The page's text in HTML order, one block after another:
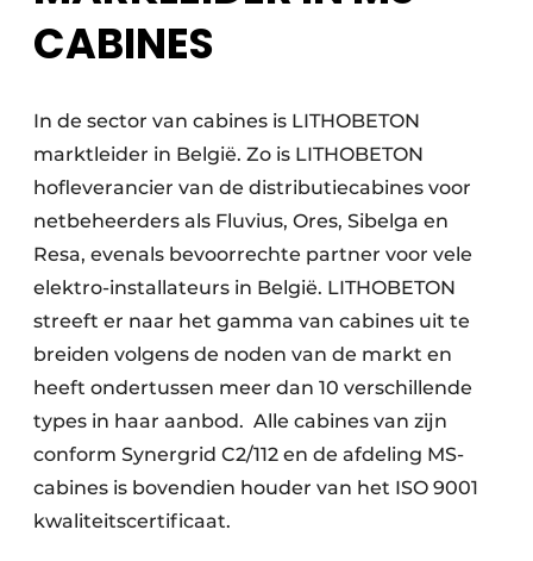
CABINES
In de sector van cabines is LITHOBETON
marktleider in België. Zo is LITHOBETON
hofleverancier van de distributiecabines voor
netbeheerders als Fluvius, Ores, Sibelga en
Resa, evenals bevoorrechte partner voor vele
elektro-installateurs in België. LITHOBETON
streeft er naar het gamma van cabines uit te
breiden volgens de noden van de markt en
heeft ondertussen meer dan 10 verschillende
types in haar aanbod. Alle cabines van zijn
conform Synergrid C2/112 en de afdeling MS-
cabines is bovendien houder van het ISO 9001
kwaliteitscertificaat.